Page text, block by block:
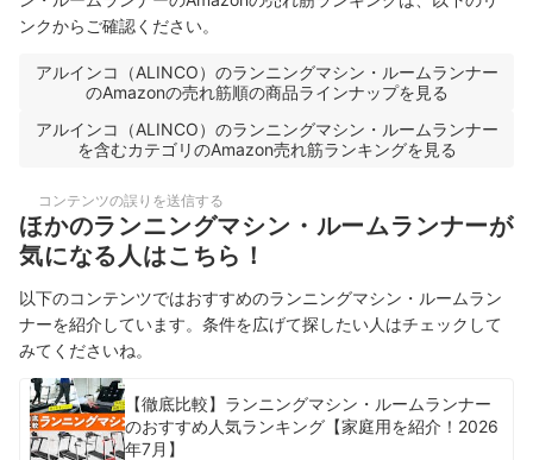
ンクからご確認ください。
アルインコ（ALINCO）のランニングマシン・ルームランナー
のAmazonの売れ筋順の商品ラインナップを見る
アルインコ（ALINCO）のランニングマシン・ルームランナー
を含むカテゴリのAmazon売れ筋ランキングを見る
コンテンツの誤りを送信する
ほかのランニングマシン・ルームランナーが
気になる人はこちら！
以下のコンテンツではおすすめのランニングマシン・ルームラン
ナーを紹介しています。条件を広げて探したい人はチェックして
みてくださいね。
【徹底比較】ランニングマシン・ルームランナー
のおすすめ人気ランキング【家庭用を紹介！2026
年7月】